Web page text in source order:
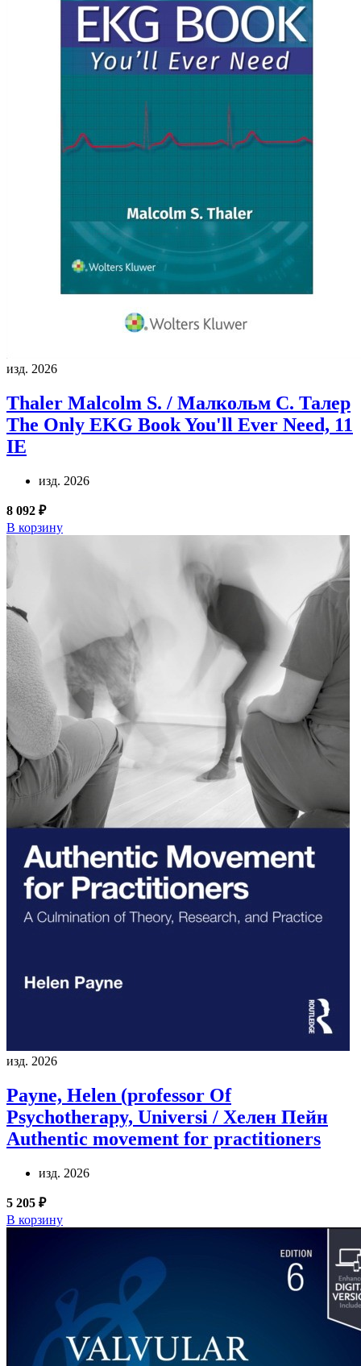
изд. 2026
Thaler Malcolm S. / Малкольм С. Талер
The Only EKG Book You'll Ever Need, 11
IE
изд. 2026
8 092 ₽
В корзину
изд. 2026
Payne, Helen (professor Of
Psychotherapy, Universi / Хелен Пейн
Authentic movement for practitioners
изд. 2026
5 205 ₽
В корзину